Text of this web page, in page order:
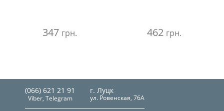
347 грн. 462 грн.
(066) 621 21 91
Viber, Telegram
г. Луцк
ул. Ровенская, 76А